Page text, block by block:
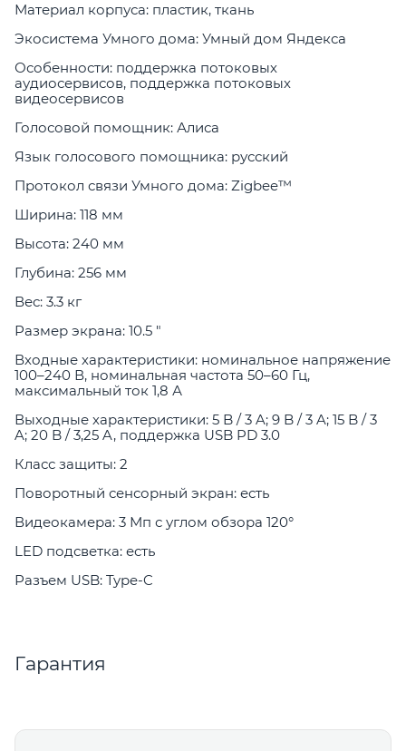
Материал корпуса: пластик, ткань
Экосистема Умного дома: Умный дом Яндекса
Особенности: поддержка потоковых
аудиосервисов, поддержка потоковых
видеосервисов
Голосовой помощник: Алиса
Язык голосового помощника: русский
Протокол связи Умного дома: Zigbee™
Ширина: 118 мм
Высота: 240 мм
Глубина: 256 мм
Вес: 3.3 кг
Размер экрана: 10.5 "
Входные характеристики: номинальное напряжение
100–240 В, номинальная частота 50–60 Гц,
максимальный ток 1,8 А
Выходные характеристики: 5 B / 3 A; 9 B / 3 A; 15 B / 3
A; 20 B / 3,25 A, поддержка USB PD 3.0
Класс защиты: 2
Поворотный сенсорный экран: есть
Видеокамера: 3 Мп с углом обзора 120°
LED подсветка: есть
Разъем USB: Type-C
Гарантия